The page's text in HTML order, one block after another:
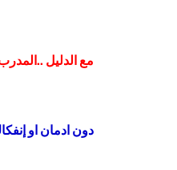
مع الدليل
دون ادمان او